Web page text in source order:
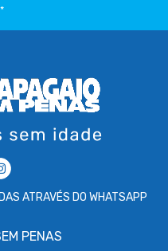
*
ATRAVÉS DO WHATSAPP
PENAS